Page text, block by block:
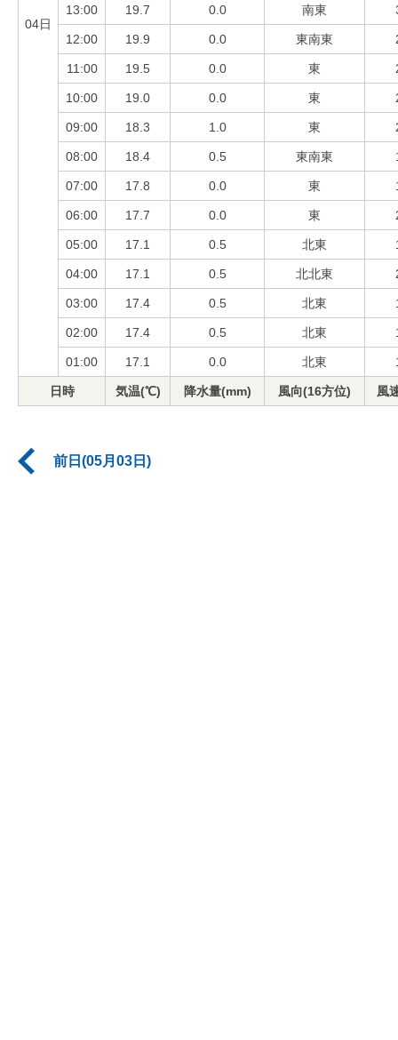
04日
13:00 19.7 0.0 南東
12:00 19.9 0.0 東南東
11:00 19.5 0.0 東
10:00 19.0 0.0 東
09:00 18.3 1.0 東
08:00 18.4 0.5 東南東
07:00 17.8 0.0 東
06:00 17.7 0.0 東
05:00 17.1 0.5 北東
04:00 17.1 0.5 北北東
03:00 17.4 0.5 北東
02:00 17.4 0.5 北東
01:00 17.1 0.0 北東
日時 気温(℃) 降水量(mm) 風向(16方位) 風
前日(05月03日)